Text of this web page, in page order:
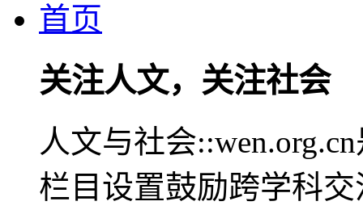
首页
关注人文，关注社会
人文与社会
栏目设置鼓励跨学科